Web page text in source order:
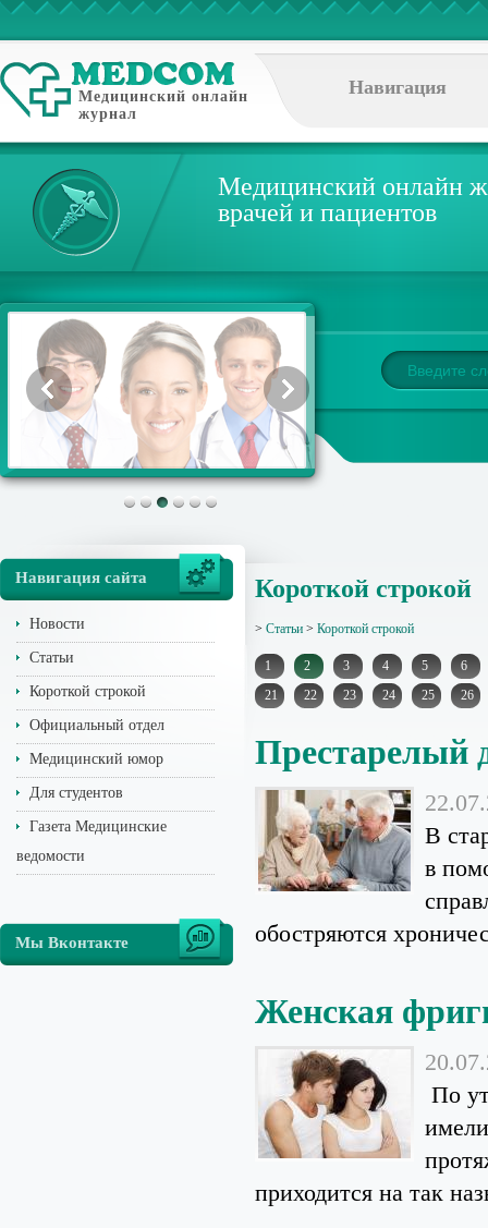
Медицинский онлайн
журнал
Навигация
Медицинский онлайн
врачей и пациентов
Навигация сайта
Новости
Статьи
Короткой строкой
Официальный отдел
Медицинский юмор
Для студентов
Газета Медицинские
ведомости
Мы Вконтакте
Короткой строкой
> Статьи > Короткой строкой
1 2 3 4 5
6
21
22 23 24 25 26
Престарелый
В
в
обостряются
Женская
По
приходится на так